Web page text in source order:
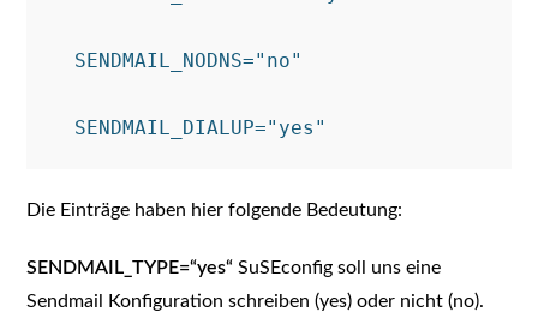
Die Einträge haben hier folgende Bedeutung:
SENDMAIL_TYPE=“yes“ SuSEconfig soll uns eine
Sendmail Konfiguration schreiben (yes) oder nicht (no).